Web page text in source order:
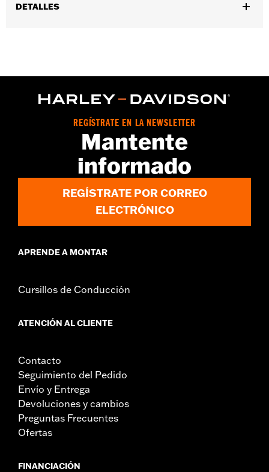
DETALLES
Origen:Imported
REGÍSTRATE EN LA NEWSLETTER
Mantente
informado
REGÍSTRATE POR CORREO
ELECTRÓNICO
APRENDE A MONTAR
Cursillos de Conducción
ATENCIÓN AL CLIENTE
Contacto
Seguimiento del Pedido
Envío y Entrega
Devoluciones y cambios
Preguntas Frecuentes
Ofertas
FINANCIACIÓN